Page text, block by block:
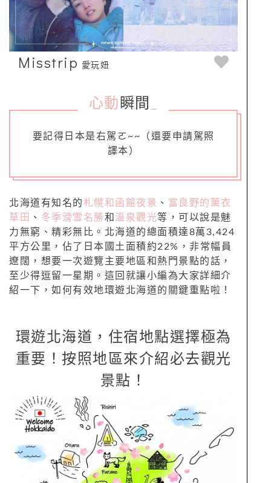
Misstrip 愛玩妞
心動 瞬間
要記得日本是右駕ㄛ~~（還要申請駕照
譯本）
北海道有知名的札幌和函館夜景 、 富良野的薰衣
草田
、 冬季滑雪名勝和 溫泉觀光等，可以說是魅
力無窮、精彩無比。北海道的總面積達8萬3,424
平方公里，佔了日本國土面積約22%，非常幅員
遼闊，想要一次遊覽主要地區和熱門景點的話，
至少得逗留一星期。這回就讓小編為大家詳細介
紹一下，如何有效地環遊北海道的關鍵重點啦！
環遊北海道，住宿地點選擇極為
重要！按照地區來介紹必去觀光
景點！